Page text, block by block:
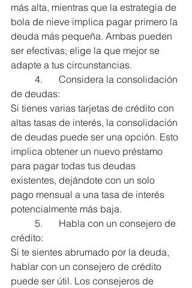
más alta, mientras que la estrategia de
bola de nieve implica pagar primero la
deuda más pequeña. Ambas pueden
ser efectivas; elige la que mejor se
adapte a tus circunstancias.
de deudas:
Si tienes varias tarjetas de crédito con
altas tasas de interés, la consolidación
de deudas puede ser una opción. Esto
implica obtener un nuevo préstamo
para pagar todas tus deudas
existentes, dejándote con un solo
pago mensual a una tasa de interés
potencialmente más baja.
crédito:
Si te sientes abrumado por la deuda,
hablar con un consejero de crédito
puede ser útil. Los consejeros de